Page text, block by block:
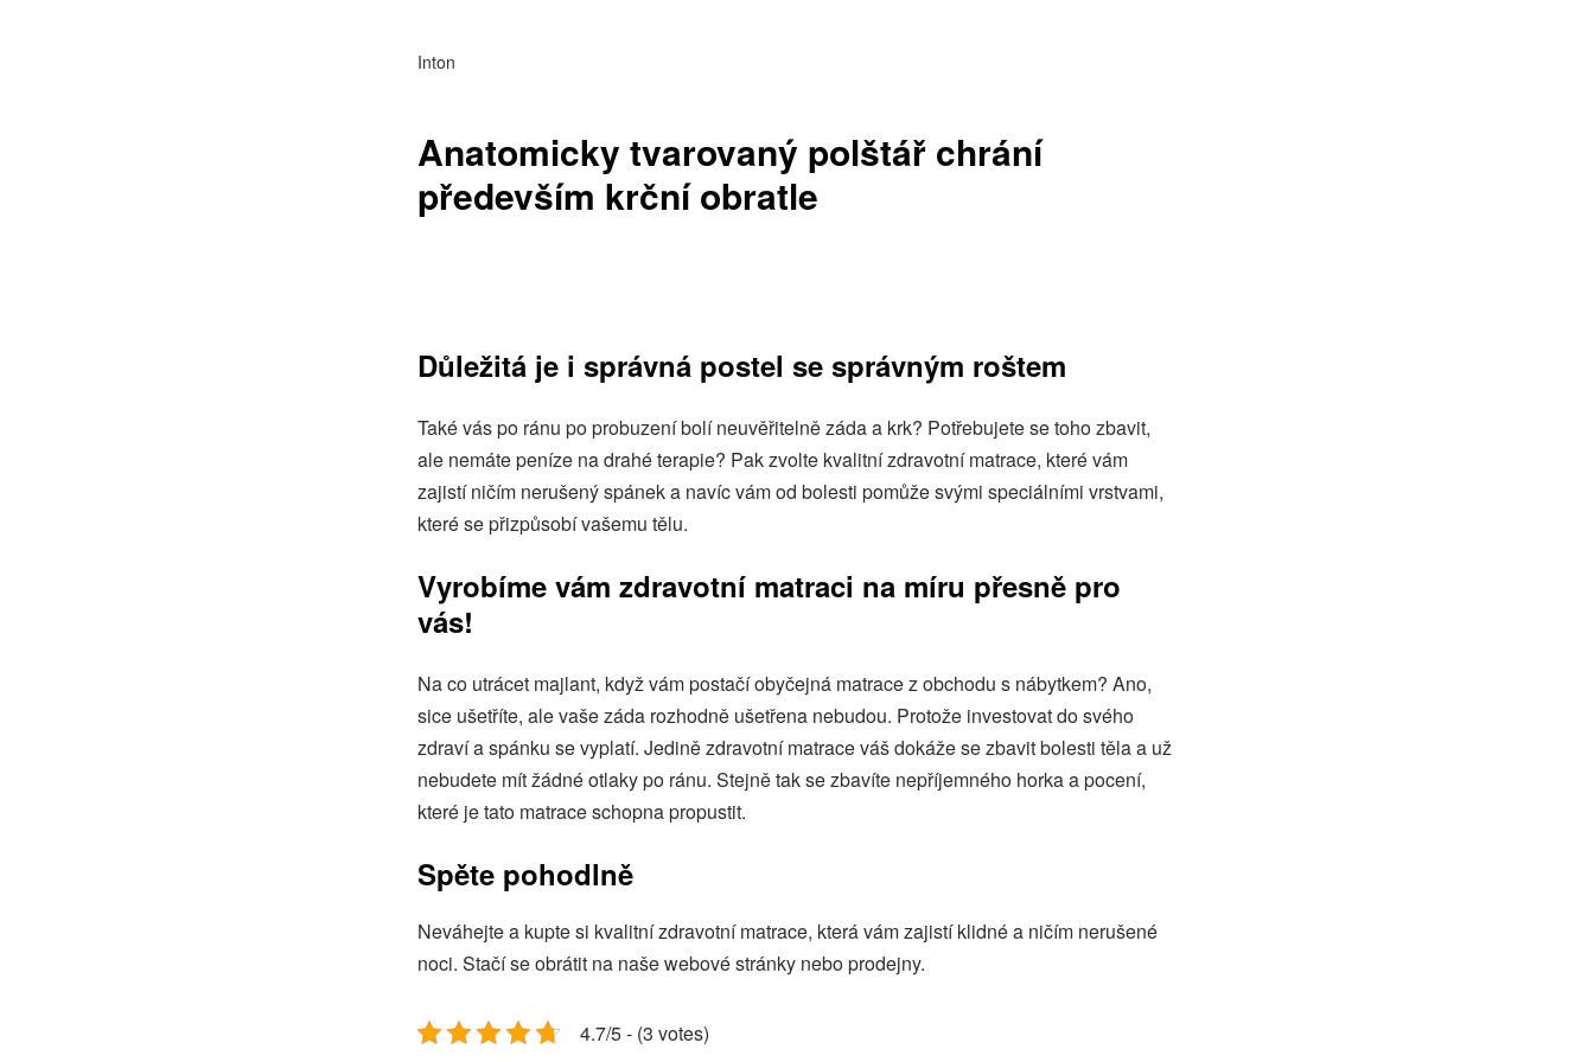
Inton
Anatomicky tvarovaný polštář chrání
především krční obratle
Důležitá je i správná postel se správným roštem
Také vás po ránu po probuzení bolí neuvěřitelně záda a krk? Potřebujete se toho zbavit,
ale nemáte peníze na drahé terapie? Pak zvolte kvalitní zdravotní matrace, které vám
zajistí ničím nerušený spánek a navíc vám od bolesti pomůže svými speciálními vrstvami,
které se přizpůsobí vašemu tělu.
Vyrobíme vám zdravotní matraci na míru přesně pro
vás!
Na co utrácet majlant, když vám postačí obyčejná matrace z obchodu s nábytkem? Ano,
sice ušetříte, ale vaše záda rozhodně ušetřena nebudou. Protože investovat do svého
zdraví a spánku se vyplatí. Jedině zdravotní matrace váš dokáže se zbavit bolesti těla a už
nebudete mít žádné otlaky po ránu. Stejně tak se zbavíte nepříjemného horka a pocení,
které je tato matrace schopna propustit.
Spěte pohodlně
Neváhejte a kupte si kvalitnízdravotní matrace, která vám zajistí klidné a ničím nerušené
noci. Stačí se obrátit na naše webové stránky nebo prodejny.
4.7/5 - (3 votes)